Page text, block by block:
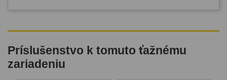
Príslušenstvo k tomuto ťažnému
zariadeniu